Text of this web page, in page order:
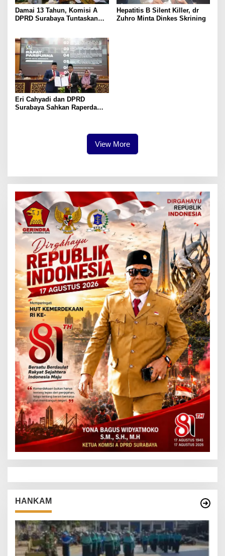
Damai 13 Tahun, Komisi A
DPRD Surabaya Tuntaskan
Hepatitis B Silent Killer, dr
Zuhro Minta Dinkes Skrining
Eri Cahyadi dan DPRD
Surabaya Sahkan Raperda
View More
HANKAM